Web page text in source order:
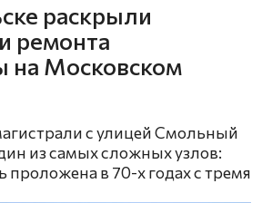
раскрыли
ремонта
на Московском
с улицей Смольный
из самых сложных узлов:
проложена в 70-х годах с тремя